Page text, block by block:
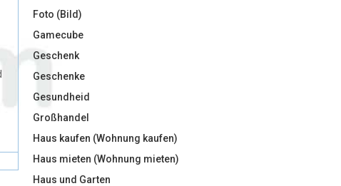
Foto (Bild)
Gamecube
Geschenk
Geschenke
Gesundheid
Großhandel
Haus kaufen (Wohnung kaufen)
Haus mieten (Wohnung mieten)
Haus und Garten